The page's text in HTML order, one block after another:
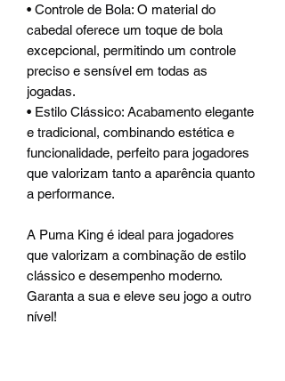
• Controle de Bola: O material do
cabedal oferece um toque de bola
excepcional, permitindo um controle
preciso e sensível em todas as
jogadas.
• Estilo Clássico: Acabamento elegante
e tradicional, combinando estética e
funcionalidade, perfeito para jogadores
que valorizam tanto a aparência quanto
a performance.
A Puma King é ideal para jogadores
que valorizam a combinação de estilo
clássico e desempenho moderno.
Garanta a sua e eleve seu jogo a outro
nível!